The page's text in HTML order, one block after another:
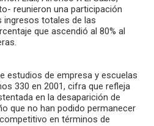
reunieron una participación
ingresos totales de las
que ascendió al 80% al
estudios de empresa y escuelas
330 en 2001, cifra que refleja
en la desaparición de
que no han podido permanecer
en términos de